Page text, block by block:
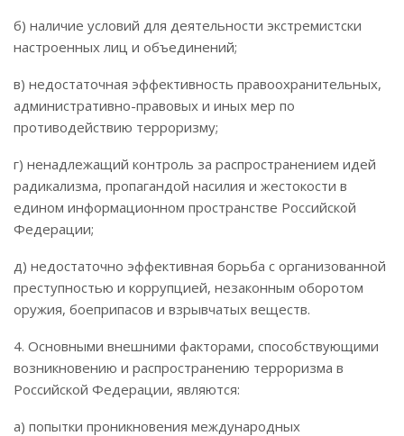
б) наличие условий для деятельности экстремистски
настроенных лиц и объединений;
в) недостаточная эффективность правоохранительных,
административно-правовых и иных мер по
противодействию терроризму;
г) ненадлежащий контроль за распространением идей
радикализма, пропагандой насилия и жестокости в
едином информационном пространстве Российской
Федерации;
д) недостаточно эффективная борьба с организованной
преступностью и коррупцией, незаконным оборотом
оружия, боеприпасов и взрывчатых веществ.
4. Основными внешними факторами, способствующими
возникновению и распространению терроризма в
Российской Федерации, являются:
а) попытки проникновения международных